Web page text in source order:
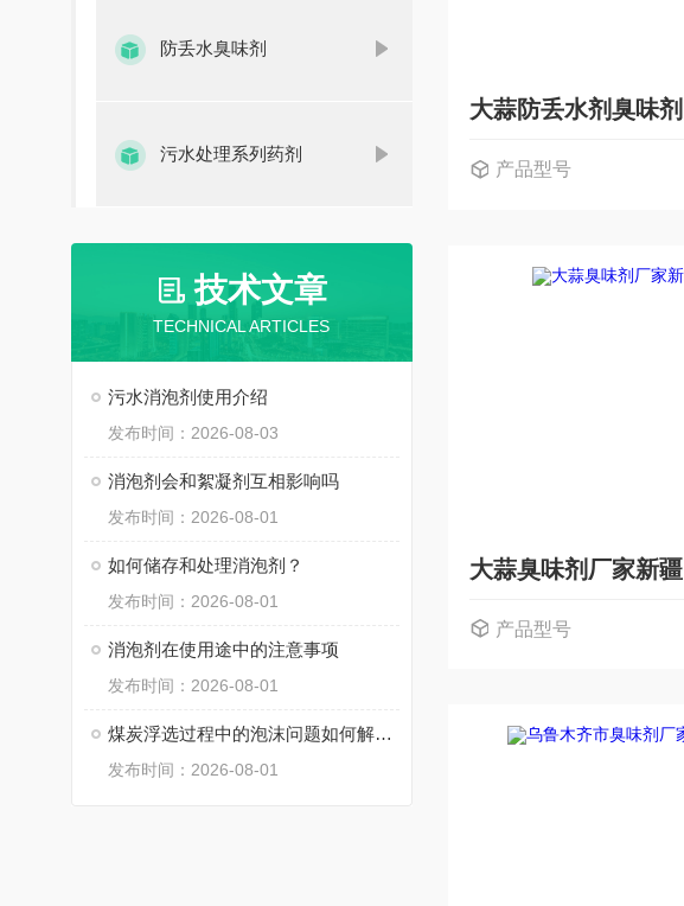
防丢水臭味剂
污水处理系列药剂
技术文章
TECHNICAL ARTICLES
污水消泡剂使用介绍
发布时间：2026-08-03
消泡剂会和絮凝剂互相影响吗
发布时间：2026-08-01
如何储存和处理消泡剂？
发布时间：2026-08-01
消泡剂在使用途中的注意事项
发布时间：2026-08-01
煤炭浮选过程中的泡沫问题如何解决？
发布时间：2026-08-01
大蒜防丢水剂臭味剂
产品型号
大蒜臭味剂厂家新疆
产品型号